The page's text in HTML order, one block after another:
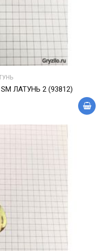
ЛАТУНЬ 2 (93812)